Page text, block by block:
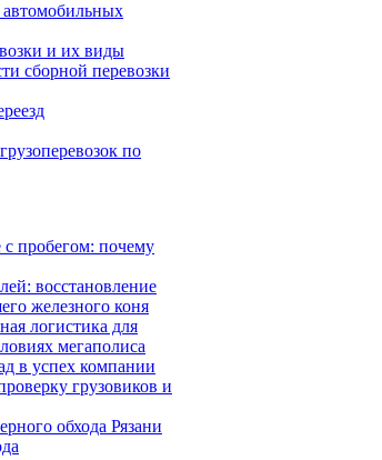
и их виды
сборной перевозки
по
пробегом: почему
восстановление
железного коня
логистика для
мегаполиса
в успех компании
грузовиков и
обхода Рязани